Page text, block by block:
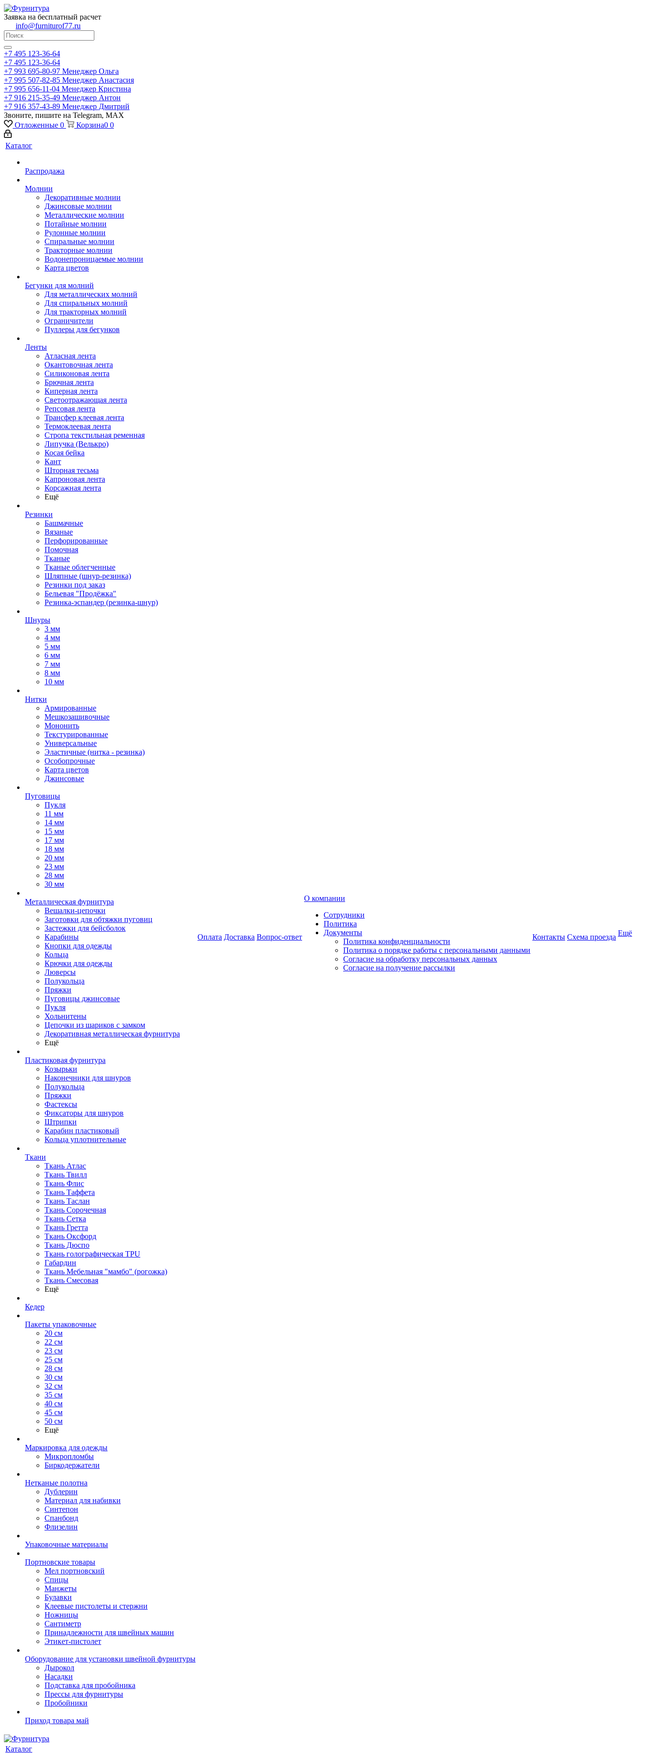
Заявка на бесплатный расчет
info@furniturof77.ru
+7 495 123-36-64
+7 495 123-36-64
+7 993 695-80-97 Менеджер Ольга
+7 995 507-82-85 Менеджер Анастасия
+7 995 656-11-04 Менеджер Кристина
+7 916 215-35-49 Менеджер Антон
+7 916 357-43-89 Менеджер Дмитрий
Звоните, пишите на Telegram, MAX
Отложенные 0 Корзина0 0
Каталог
Распродажа
Молнии
Декоративные молнии
Джинсовые молнии
Металлические молнии
Потайные молнии
Рулонные молнии
Спиральные молнии
Тракторные молнии
Водонепроницаемые молнии
Карта цветов
Бегунки для молний
Для металлических молний
Для спиральных молний
Для тракторных молний
Ограничители
Пуллеры для бегунков
Ленты
Атласная лента
Окантовочная лента
Силиконовая лента
Брючная лента
Киперная лента
Светоотражающая лента
Репсовая лента
Трансфер клеевая лента
Термоклеевая лента
Стропа текстильная ременная
Липучка (Велькро)
Косая бейка
Кант
Шторная тесьма
Капроновая лента
Корсажная лента
Ещё
Резинки
Башмачные
Вязаные
Перфорированные
Помочная
Тканые
Тканые облегченные
Шляпные (шнур-резинка)
Резинки под заказ
Бельевая "Продёжка"
Резинка-эспандер (резинка-шнур)
Шнуры
3 мм
4 мм
5 мм
6 мм
7 мм
8 мм
10 мм
Нитки
Армированные
Мешкозашивочные
Мононить
Текстурированные
Универсальные
Эластичные (нитка - резинка)
Особопрочные
Карта цветов
Джинсовые
Пуговицы
Пукля
11 мм
14 мм
15 мм
17 мм
18 мм
20 мм
23 мм
28 мм
30 мм
Металлическая фурнитура
Вешалки-цепочки
Заготовки для обтяжки пуговиц
Застежки для бейсболок
Карабины
Кнопки для одежды
Кольца
Крючки для одежды
Люверсы
Полукольца
Пряжки
Пуговицы джинсовые
Пукля
Хольнитены
Цепочки из шариков с замком
Декоративная металлическая фурнитура
Ещё
Пластиковая фурнитура
Козырьки
Наконечники для шнуров
Полукольца
Пряжки
Фастексы
Фиксаторы для шнуров
Штрипки
Карабин пластиковый
Кольца уплотнительные
Ткани
Ткань Атлас
Ткань Твилл
Ткань Флис
Ткань Таффета
Ткань Таслан
Ткань Сорочечная
Ткань Сетка
Ткань Гретта
Ткань Оксфорд
Ткань Дюспо
Ткань голографическая TPU
Габардин
Ткань Мебельная "мамбо" (рогожка)
Ткань Смесовая
Ещё
Кедер
Пакеты упаковочные
20 см
22 см
23 см
25 см
28 см
30 см
32 см
35 см
40 см
45 см
50 см
Ещё
Маркировка для одежды
Микропломбы
Биркодержатели
Нетканые полотна
Дублерин
Материал для набивки
Синтепон
Спанбонд
Флизелин
Упаковочные материалы
Портновские товары
Мел портновский
Спицы
Манжеты
Булавки
Клеевые пистолеты и стержни
Ножницы
Сантиметр
Принадлежности для швейных машин
Этикет-пистолет
Оборудование для установки швейной фурнитуры
Дырокол
Насадки
Подставка для пробойника
Прессы для фурнитуры
Пробойники
Приход товара май
Оплата Доставка Вопрос-ответ
О компании
Сотрудники
Политика
Документы
Политика конфиденциальности
Политика о порядке работы с персональными данными
Согласие на обработку персональных данных
Согласие на получение рассылки
Контакты Схема проезда Ещё
Каталог